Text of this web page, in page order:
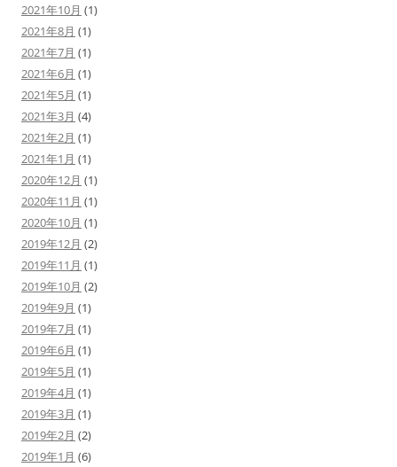
2021年10月 (1)
2021年8月 (1)
2021年7月 (1)
2021年6月 (1)
2021年5月 (1)
2021年3月 (4)
2021年2月 (1)
2021年1月 (1)
2020年12月 (1)
2020年11月 (1)
2020年10月 (1)
2019年12月 (2)
2019年11月 (1)
2019年10月 (2)
2019年9月 (1)
2019年7月 (1)
2019年6月 (1)
2019年5月 (1)
2019年4月 (1)
2019年3月 (1)
2019年2月 (2)
2019年1月 (6)